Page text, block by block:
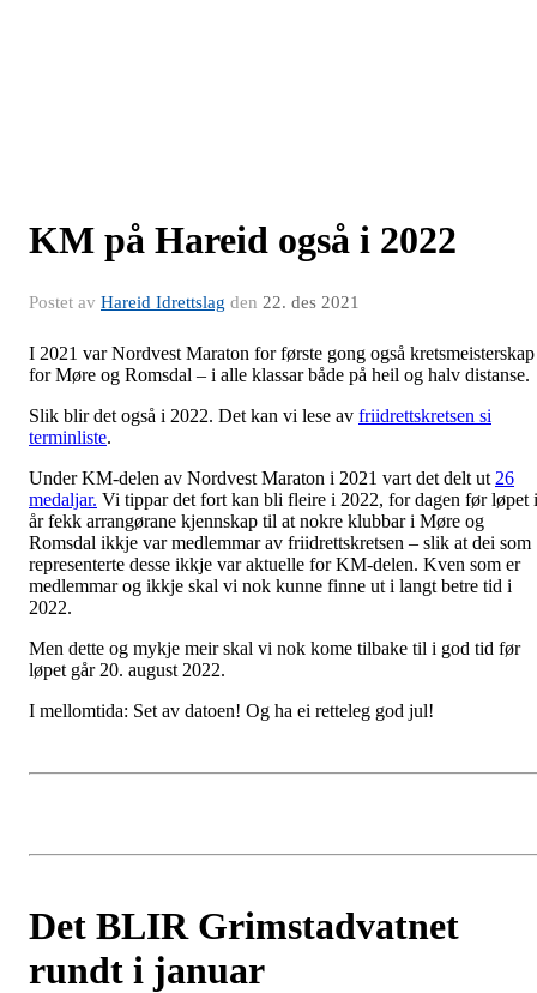
KM på Hareid også i 2022
Postet av Hareid Idrettslag den 22. des 2021
I 2021 var Nordvest Maraton for første gong også kretsmeisterskap
for Møre og Romsdal – i alle klassar både på heil og halv distanse.
Slik blir det også i 2022. Det kan vi lese av friidrettskretsen si
terminliste.
Under KM-delen av Nordvest Maraton i 2021 vart det delt ut 26
medaljar. Vi tippar det fort kan bli fleire i 2022, for dagen før løpet i
år fekk arrangørane kjennskap til at nokre klubbar i Møre og
Romsdal ikkje var medlemmar av friidrettskretsen – slik at dei som
representerte desse ikkje var aktuelle for KM-delen. Kven som er
medlemmar og ikkje skal vi nok kunne finne ut i langt betre tid i
2022.
Men dette og mykje meir skal vi nok kome tilbake til i god tid før
løpet går 20. august 2022.
I mellomtida: Set av datoen! Og ha ei retteleg god jul!
Det BLIR Grimstadvatnet
rundt i januar